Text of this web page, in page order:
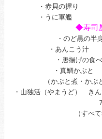
・赤貝
・うに
◆寿司
・のど黒の
・あん
・唐揚げ
・真鯛
（かぶと煮・かぶ
・山独活（やまうど）
（すべ